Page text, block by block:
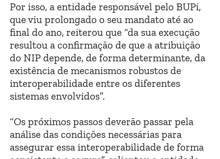
Por isso, a entidade responsável pelo BUPi,
que viu prolongado o seu mandato até ao
final do ano, reiterou que “da sua execução
resultou a confirmação de que a atribuição
do NIP depende, de forma determinante, da
existência de mecanismos robustos de
interoperabilidade entre os diferentes
sistemas envolvidos”.
“Os próximos passos deverão passar pela
análise das condições necessárias para
assegurar essa interoperabilidade de forma